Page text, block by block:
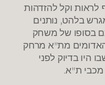
לראות וקל להזדהות
בלהט, נותנים
אותם בסופו של משחק
מת"א מרחק
היו בדיוק לפני